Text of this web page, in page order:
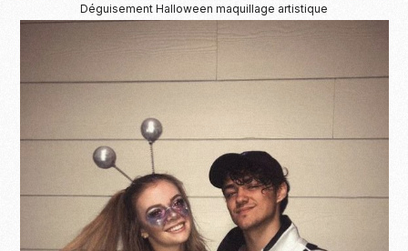
Déguisement Halloween maquillage artistique